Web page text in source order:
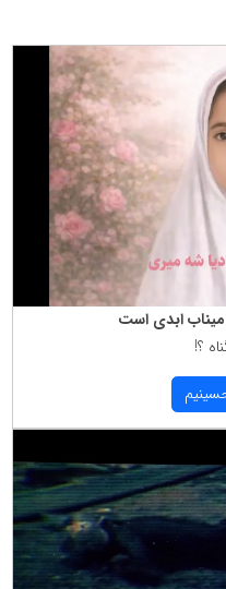
ابدی است
؟!